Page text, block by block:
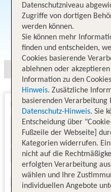
Datenschutzniveau
Zugriffe von dortigen
werden können.
Sie können mehr
finden und entscheiden,
Cookies basierende
ablehnen oder
Information zu den
Hinweis. Zusätzliche
basierenden
Datenschutz-Hinweis. Sie
Entscheidung über
Fußzeile der Webseite]
Kategorien widerrufen.
nicht auf die
erfolgten Verarbeitung
wählen und Ihre
individuellen Angebote